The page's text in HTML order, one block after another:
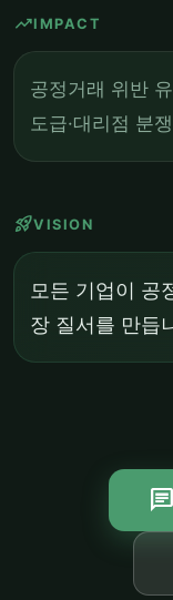
trending_upIMPACT
공정거래 위반
도급·대리점 분
rocket_launchVISION
모든 기업이 공
장 질서를 만듭
chat